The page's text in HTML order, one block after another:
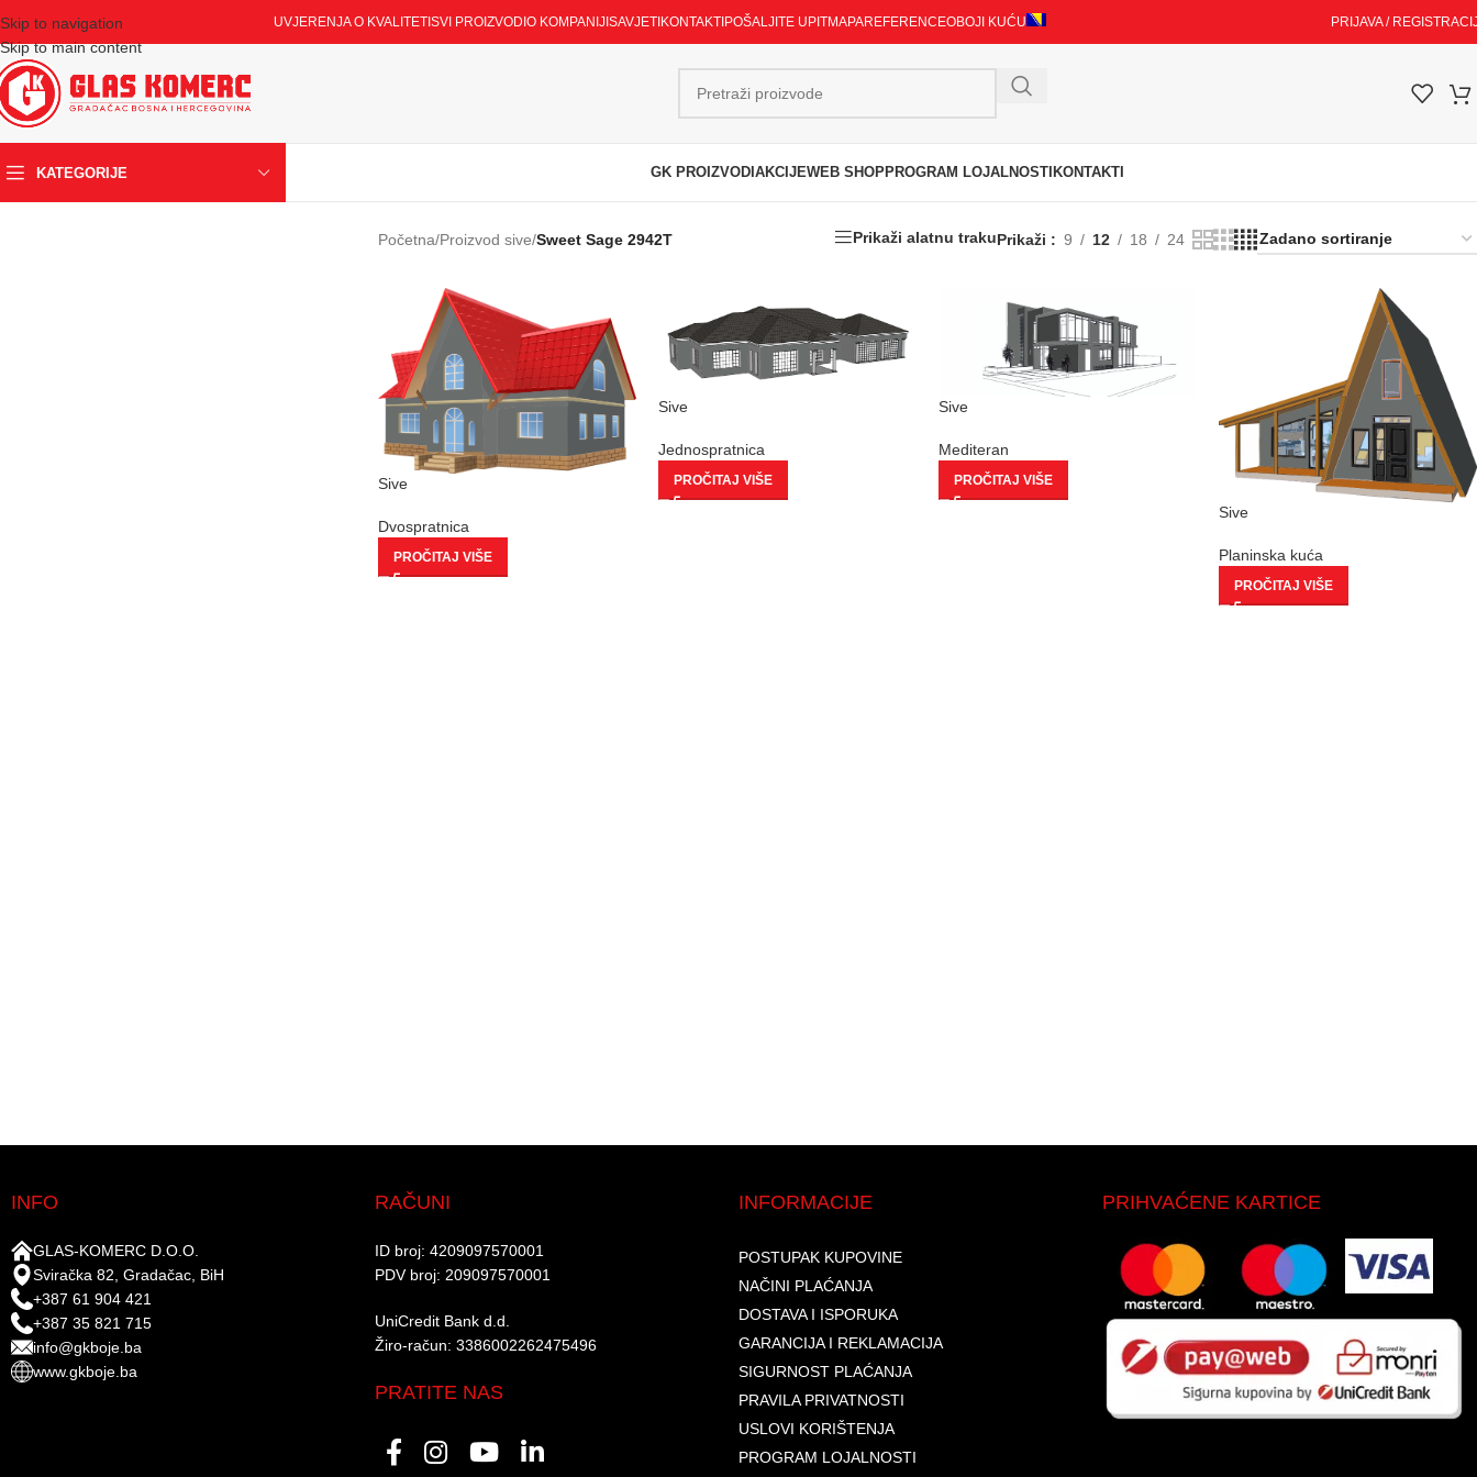
Skip to navigation
Skip to main content
UVJERENJA O KVALITETI SVI PROIZVODI O KOMPANIJI SAVJETI KONTAKTI POŠALJITE UPITMAPAREFERENCEOBOJI KUĆU PRIJAVA /
KATEGORIJE GK PROIZVODI AKCIJEWEB SHOPPROGRAM LOJALNOSTI KONTAKTI
Početna/Proizvod sive/Sweet Sage 2942T Prikaži alatnu trakuPrikaži 9 12 18 24
Sive
Dvospratnica
PROČITAJ VIŠE
Sive
Jednospratnica
PROČITAJ VIŠE
Sive
Mediteran
PROČITAJ VIŠE
Sive
Planinska kuća
PROČITAJ VIŠE
INFO
GLAS-KOMERC D.O.O.
Sviračka 82, Gradačac, BiH
+387 61 904 421
+387 35 821 715
info@gkboje.ba
www.gkboje.ba
RAČUNI
ID broj: 4209097570001​
PDV broj: 209097570001 ​
UniCredit Bank d.d.​
Žiro-račun: 3386002262475496​​
PRATITE NAS
INFORMACIJE
POSTUPAK KUPOVINE
NAČINI PLAĆANJA
DOSTAVA I ISPORUKA
GARANCIJA I REKLAMACIJA
SIGURNOST PLAĆANJA
PRAVILA PRIVATNOSTI
USLOVI KORIŠTENJA
PROGRAM LOJALNOSTI
PRIHVAĆENE KARTICE